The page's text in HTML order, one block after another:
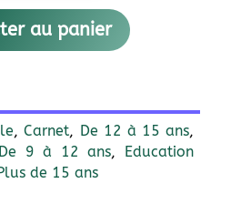
au panier
,Carnet, De 12 à 15 ans,
De 9 à 12 ans, Education
de 15 ans